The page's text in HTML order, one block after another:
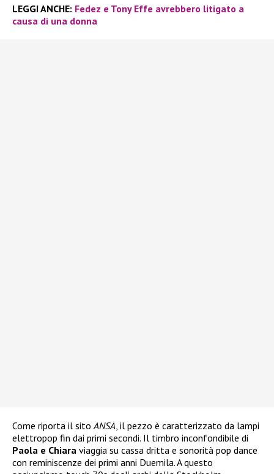
LEGGI ANCHE: Fedez e Tony Effe avrebbero litigato a
causa di una donna
Come riporta il sitoANSA, il pezzo è caratterizzato da lampi
elettropop fin dai primi secondi. Il timbro inconfondibile di
Paola e Chiara viaggia su cassa dritta e sonorità pop dance
con reminiscenze dei primi anni Duemila. A questo